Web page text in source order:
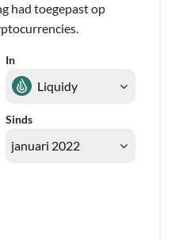
had toegepast op
In
Sinds